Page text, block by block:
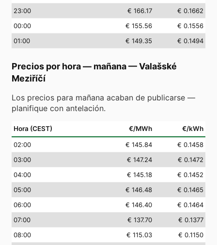
23:00 € 166.17
€ 0.1662
00:00 € 155.56
€ 0.1556
01:00 € 149.35 € 0.1494
Precios por hora — mañana—Valašské
Meziříčí
Los precios para mañana acaban de publicarse —
planifique con antelación.
Hora (CEST) €/MWh €/kWh
02:00 € 145.84
€ 0.1458
03:00 € 147.24
€ 0.1472
04:00 € 145.18
€ 0.1452
05:00 € 146.48
€ 0.1465
06:00 € 146.40
€ 0.1464
07:00 € 137.70
€ 0.1377
08:00 € 115.03
€ 0.1150